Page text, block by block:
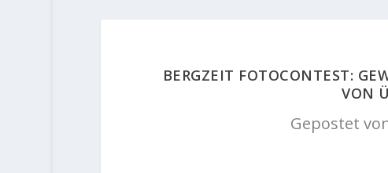
BERGZEIT FOTOCONTEST:
VON
Gepostet